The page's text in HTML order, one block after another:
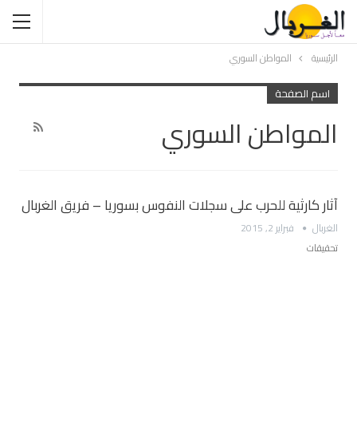
الرئيسية المواطن السوري
اسم الصفحة
المواطن السوري
آثار كارثية للحرب على سجلات النفوس بسوريا – فريق الغربال
الغربال
فبراير 2, 2015
تحقيقات